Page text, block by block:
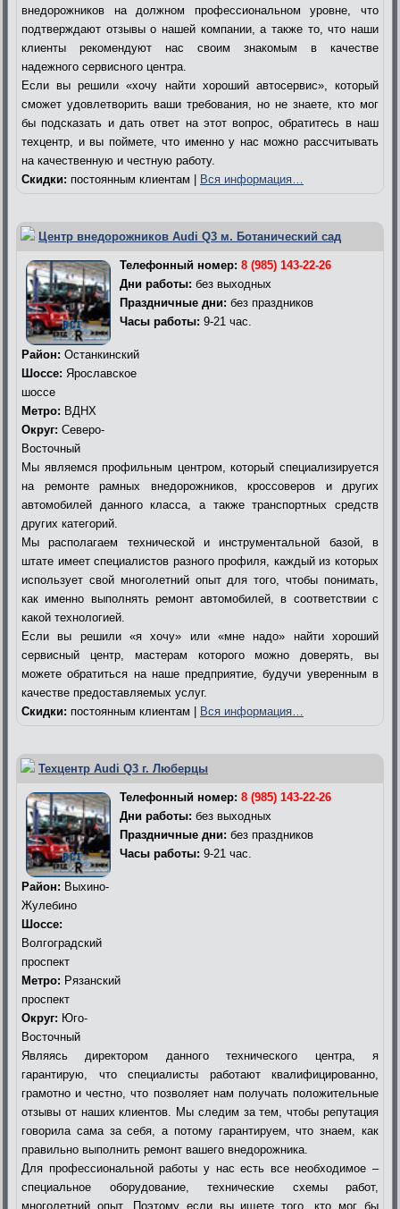
внедорожников на должном профессиональном уровне, что
подтверждают отзывы о нашей компании, а также то, что наши
клиенты рекомендуют нас своим знакомым в качестве
надежного сервисного центра.
Если вы решили «хочу найти хороший автосервис», который
сможет удовлетворить ваши требования, но не знаете, кто мог
бы подсказать и дать ответ на этот вопрос, обратитесь в наш
техцентр, и вы поймете, что именно у нас можно рассчитывать
на качественную и честную работу.
Скидки: постоянным клиентам | Вся информация…
Центр внедорожников Audi Q3 м. Ботанический сад
Телефонный номер: 8 (985) 143-22-26
Дни работы: без выходных
Праздничные дни: без праздников
Часы работы: 9-21 час.
Район: Останкинский
Шоссе: Ярославское
шоссе
Метро: ВДНХ
Округ: Северо-
Восточный
Мы являемся профильным центром, который специализируется
на ремонте рамных внедорожников, кроссоверов и других
автомобилей данного класса, а также транспортных средств
других категорий.
Мы располагаем технической и инструментальной базой, в
штате имеет специалистов разного профиля, каждый из которых
использует свой многолетний опыт для того, чтобы понимать,
как именно выполнять ремонт автомобилей, в соответствии с
какой технологией.
Если вы решили «я хочу» или «мне надо» найти хороший
сервисный центр, мастерам которого можно доверять, вы
можете обратиться на наше предприятие, будучи уверенным в
качестве предоставляемых услуг.
Скидки: постоянным клиентам | Вся информация…
Техцентр Audi Q3 г. Люберцы
Телефонный номер: 8 (985) 143-22-26
Дни работы: без выходных
Праздничные дни: без праздников
Часы работы: 9-21 час.
Район: Выхино-
Жулебино
Шоссе:
Волгоградский
проспект
Метро: Рязанский
проспект
Округ: Юго-
Восточный
Являясь директором данного технического центра, я
гарантирую, что специалисты работают квалифицированно,
грамотно и честно, что позволяет нам получать положительные
отзывы от наших клиентов. Мы следим за тем, чтобы репутация
говорила сама за себя, а потому гарантируем, что знаем, как
правильно выполнить ремонт вашего внедорожника.
Для профессиональной работы у нас есть все необходимое –
специальное оборудование, технические схемы работ,
многолетний опыт. Поэтому если вы ищете того, кто мог бы